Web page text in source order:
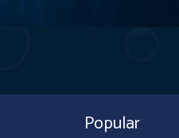
Popular